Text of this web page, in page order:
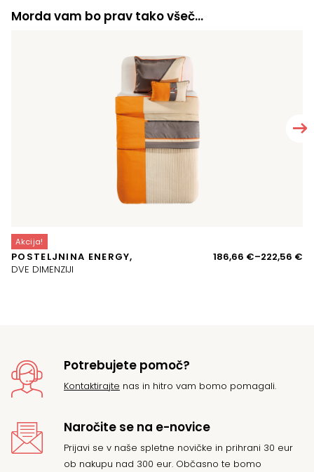
Morda vam bo prav tako všeč…
Akcija!
POSTELJNINA ENERGY,
DVE DIMENZIJI
186,66 €–222,56 €
Potrebujete pomoč?
Kontaktirajte nas in hitro vam bomo pomagali.
Naročite se na e-novice
Prijavi se v naše spletne novičke in prihrani 30 eur
ob nakupu nad 300 eur. Občasno te bomo